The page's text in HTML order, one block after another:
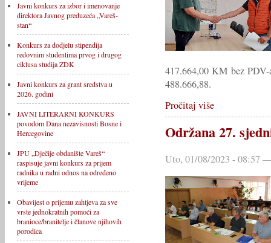
Javni konkurs za izbor i imenovanje
direktora Javnog preduzeća „Vareš-
stan“
Konkurs za dodjelu stipendija
redovnim studentima prvog i drugog
ciklusa studija ZDK
Javni konkurs za grant sredstva u
2026. godini
JAVNI LITERARNI KONKURS
povodom Dana nezavisnosti Bosne i
Hercegovine
JPU „Dječije obdanište Vareš“
raspisuje javni konkurs za prijem
radnika u radni odnos na određeno
vrijeme
Obavijest o prijemu zahtjeva za sve
vrste jednokratnih pomoći za
branioce/branitelje i članove njihovih
porodica
417.664,00 KM bez
488.666,88.
Pročitaj više
Održana 27.
Uto, 01/08/2023 - 08:57